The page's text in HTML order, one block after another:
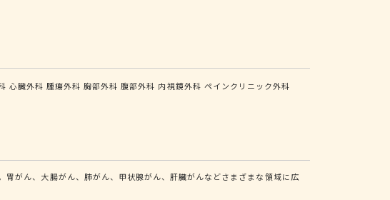
心臓外科 腫瘍外科 胸部外科 腹部外科 内視鏡外科 ペインクリニック外科
がん、大腸がん、肺がん、甲状腺がん、肝臓がんなどさまざまな領域に広